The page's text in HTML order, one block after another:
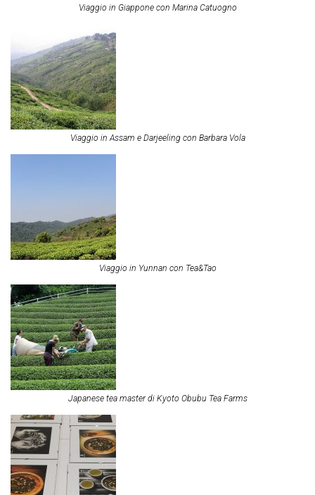
Viaggio in Giappone con Marina Catuogno
Viaggio in Assam e Darjeeling con Barbara Vola
Viaggio in Yunnan con Tea&Tao
Japanese tea master di Kyoto Obubu Tea Farms